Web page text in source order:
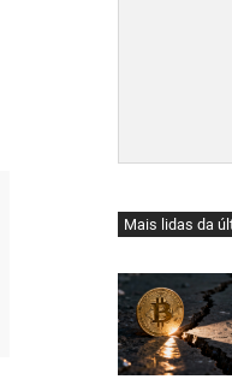
Mais lidas da